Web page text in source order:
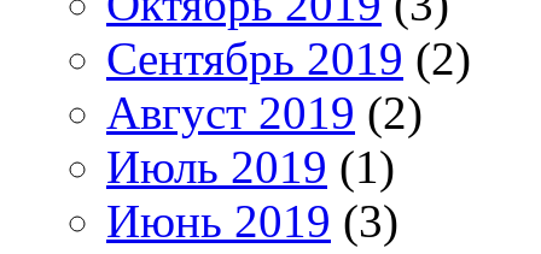
Сентябрь 2019 (2)
Август 2019 (2)
Июль 2019 (1)
Июнь 2019 (3)